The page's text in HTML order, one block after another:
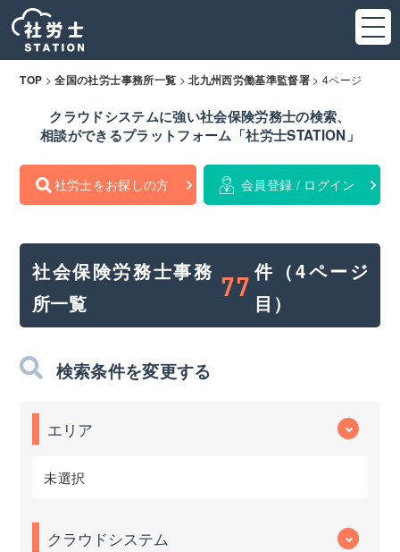
TOP >全国の社労士事務所一覧 >北九州西労働基準監督署 >4ページ
クラウドシステムに強い社会保険労務士の検索、
相談ができるプラットフォーム「社労士STATION」
社労士をお探しの方 会員登録 / ログイン
社会保険労務士事務
所一覧
77 件（4ページ
目）
検索条件を変更する
エリア
未選択
クラウドシステム